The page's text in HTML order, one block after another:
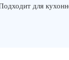
для